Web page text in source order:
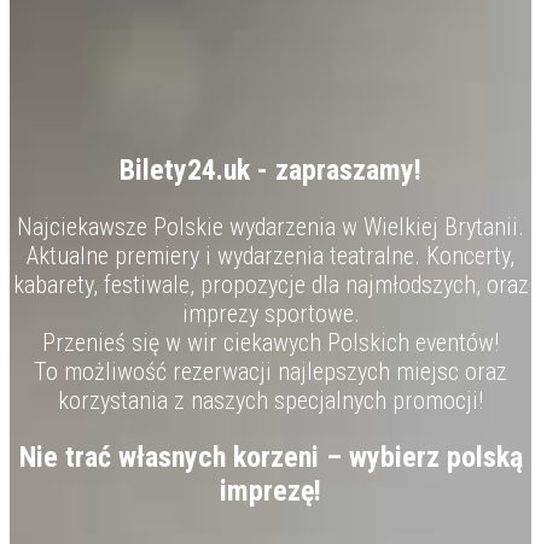
Bilety24.uk - zapraszamy!
Najciekawsze Polskie wydarzenia w Wielkiej Brytanii.
Aktualne premiery i wydarzenia teatralne. Koncerty,
kabarety, festiwale, propozycje dla najmłodszych, oraz
imprezy sportowe.
Przenieś się w wir ciekawych Polskich eventów!
To możliwość rezerwacji najlepszych miejsc oraz
korzystania z naszych specjalnych promocji!
Nie trać własnych korzeni – wybierz polską
imprezę!